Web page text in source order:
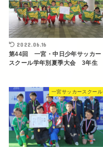
2022.06.16
第44回 一宮・中日少年サッカー
スクール学年別夏季大会 3年生
一宮サッカースクール